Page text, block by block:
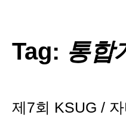
Tag: 통합
제7회 KSUG /